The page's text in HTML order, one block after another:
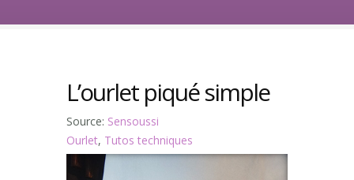
L’ourlet piqué simple
Source: Sensoussi
Ourlet, Tutos techniques